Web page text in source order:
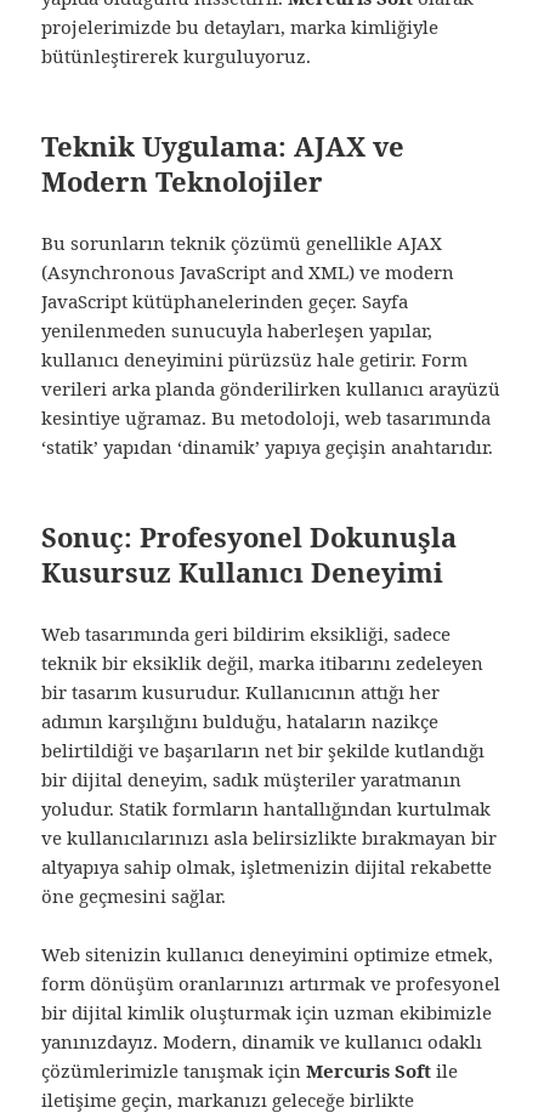
projelerimizde bu detayları, marka kimliğiyle
bütünleştirerek kurguluyoruz.
Teknik Uygulama: AJAX ve
Modern Teknolojiler
Bu sorunların teknik çözümü genellikle AJAX
(Asynchronous JavaScript and XML) ve modern
JavaScript kütüphanelerinden geçer. Sayfa
yenilenmeden sunucuyla haberleşen yapılar,
kullanıcı deneyimini pürüzsüz hale getirir. Form
verileri arka planda gönderilirken kullanıcı arayüzü
kesintiye uğramaz. Bu metodoloji, web tasarımında
‘statik’ yapıdan ‘dinamik’ yapıya geçişin anahtarıdır.
Sonuç: Profesyonel Dokunuşla
Kusursuz Kullanıcı Deneyimi
Web tasarımında geri bildirim eksikliği, sadece
teknik bir eksiklik değil, marka itibarını zedeleyen
bir tasarım kusurudur. Kullanıcının attığı her
adımın karşılığını bulduğu, hataların nazikçe
belirtildiği ve başarıların net bir şekilde kutlandığı
bir dijital deneyim, sadık müşteriler yaratmanın
yoludur. Statik formların hantallığından kurtulmak
ve kullanıcılarınızı asla belirsizlikte bırakmayan bir
altyapıya sahip olmak, işletmenizin dijital rekabette
öne geçmesini sağlar.
Web sitenizin kullanıcı deneyimini optimize etmek,
form dönüşüm oranlarınızı artırmak ve profesyonel
bir dijital kimlik oluşturmak için uzman ekibimizle
yanınızdayız. Modern, dinamik ve kullanıcı odaklı
çözümlerimizle tanışmak içinMercuris Soft ile
iletişime geçin, markanızı geleceğe birlikte